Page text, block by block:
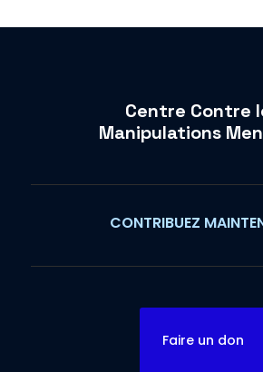
Centre Contre
Manipulations
CONTRIBUEZ
Faire un don